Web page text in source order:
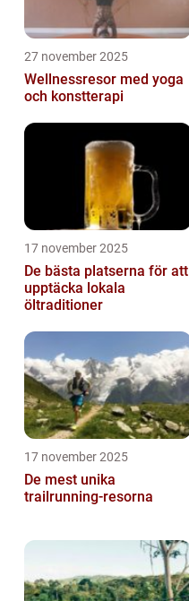
27 november 2025
Wellnessresor med yoga
och konstterapi
17 november 2025
De bästa platserna för att
upptäcka lokala
öltraditioner
17 november 2025
De mest unika
trailrunning-resorna